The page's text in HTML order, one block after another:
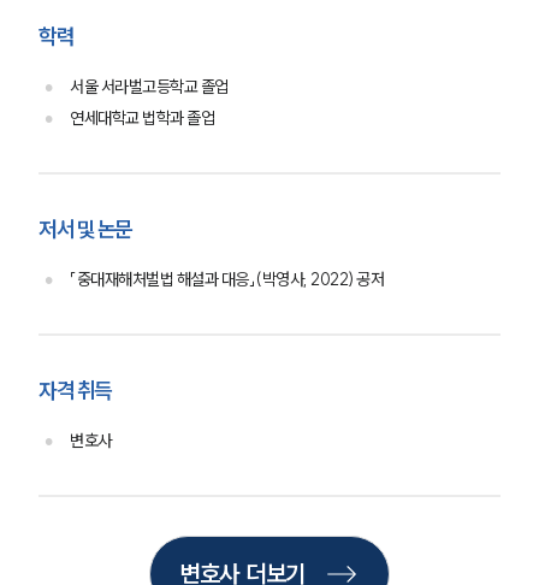
구성원 소개
법률서식
뉴스레터/브로슈어
학력
서울 서라벌고등학교 졸업
연세대학교 법학과 졸업
저서 및 논문
「중대재해처벌법 해설과 대응」(박영사, 2022) 공저
자격 취득
변호사
변호사 더보기